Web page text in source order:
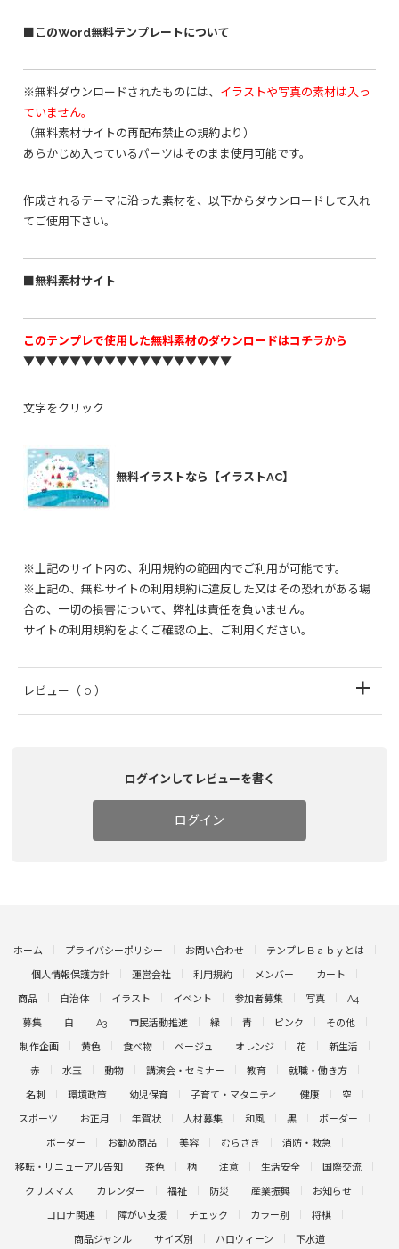
■このWord無料テンプレートについて
※無料ダウンロードされたものには、 イラストや写真の素材は入っ
ていません。
（無料素材サイトの再配布禁止の規約より）
あらかじめ入っているパーツはそのまま使用可能です。
作成されるテーマに沿った素材を、以下からダウンロードして入れ
てご使用下さい。
■無料素材サイト
このテンプレで使用した無料素材のダウンロードはコチラから
▼▼▼▼▼▼▼▼▼▼▼▼▼▼▼▼▼▼
文字をクリック
無料イラストなら【イラストAC】
※上記のサイト内の、利用規約の範囲内でご利用が可能です。
※上記の、無料サイトの利用規約に違反した又はその恐れがある場
合の、一切の損害について、弊社は責任を負いません。
サイトの利用規約をよくご確認の上、ご利用ください。
レビュー （ 0 ）
ログインしてレビューを書く
ログイン
ホーム プライバシーポリシー お問い合わせ テンプレＢａｂｙとは
個人情報保護方針 運営会社 利用規約 メンバー カート
商品 自治体 イラスト イベント 参加者募集 写真 A4
募集 白 A3 市民活動推進 緑 青 ピンク その他
制作企画 黄色 食べ物 ベージュ オレンジ 花 新生活
赤 水玉 動物 講演会・セミナー 教育 就職・働き方
名刺 環境政策 幼児保育 子育て・マタニティ 健康 空
スポーツ お正月 年賀状 人材募集 和風 黒 ボーダー
ボーダー お勧め商品 美容 むらさき 消防・救急
移転・リニューアル告知 茶色 柄 注意 生活安全 国際交流
クリスマス カレンダー 福祉 防災 産業振興 お知らせ
コロナ関連 障がい支援 チェック カラー別 将棋
商品ジャンル サイズ別 ハロウィーン 下水道